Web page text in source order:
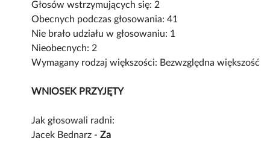
Głosów wstrzymujących się: 2
Obecnych podczas głosowania: 41
Nie brało udziału w głosowaniu: 1
Nieobecnych: 2
Wymagany rodzaj większości: Bezwzględna większość
WNIOSEK PRZYJĘTY
Jak głosowali radni:
Jacek Bednarz -Za